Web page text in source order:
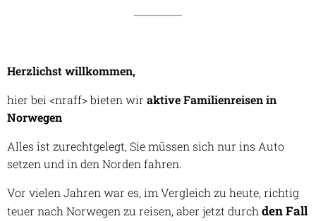
Herzlichst willkommen,
hier bei <nraff> bieten wir aktive Familienreisen in
Norwegen
Alles ist zurechtgelegt, Sie müssen sich nur ins Auto
setzen und in den Norden fahren.
Vor vielen Jahren war es, im Vergleich zu heute, richtig
teuer nach Norwegen zu reisen, aber jetzt durch den Fall